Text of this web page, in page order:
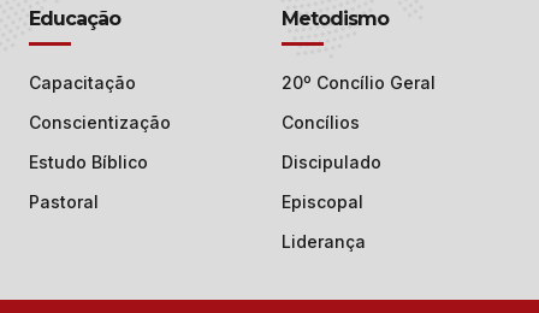
Educação
Capacitação
Conscientização
Estudo Bíblico
Pastoral
Metodismo
20º Concílio Geral
Concílios
Discipulado
Episcopal
Liderança